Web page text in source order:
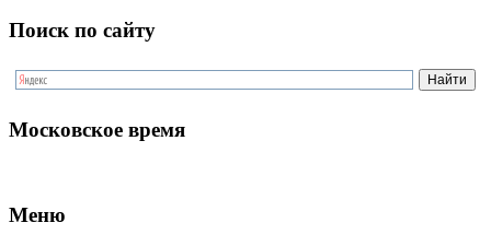
Поиск по сайту
Московское время
Меню